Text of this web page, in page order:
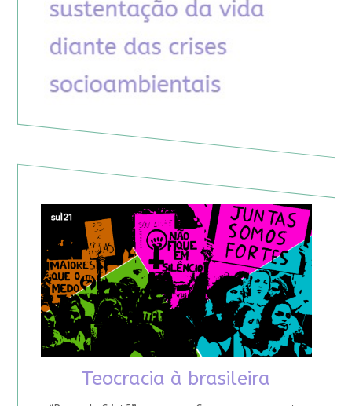
Teocracia à brasileira